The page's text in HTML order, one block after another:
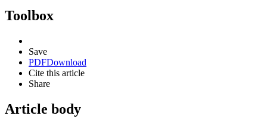
Toolbox
Save
PDFDownload
Cite this article
Share
Article body